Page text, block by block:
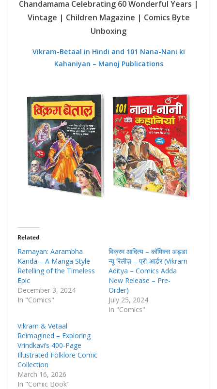
Chandamama Celebrating 60 Wonderful Years |
Vintage | Children Magazine | Comics Byte
Unboxing
Vikram-Betaal in Hindi and 101 Nana-Nani ki
Kahaniyan – Manoj Publications
Related
Ramayan: Aarambha
Kanda – A Manga Style
Retelling of the Timeless
Epic
December 3, 2024
In "Comics"
विक्रम आदित्य – कॉमिक्स अड्डा
न्यू रिलीज़ – प्री-आर्डर (Vikram
Aditya – Comics Adda
New Release – Pre-
Order)
July 25, 2024
In "Comics"
Vikram & Vetaal
Reimagined – Exploring
Vrindkavi’s 400-Page
Illustrated Folklore Comic
Collection
March 16, 2026
In "Comic Book"